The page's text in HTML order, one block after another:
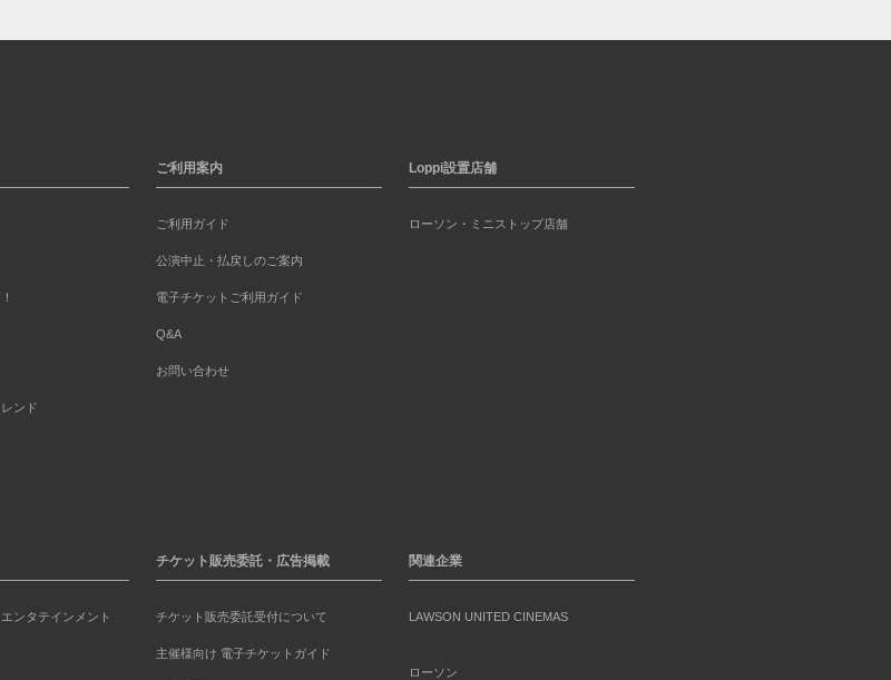
ンド
ご利用案内
ご利用ガイド
公演中止・払戻しのご案内
電子チケットご利用ガイド
Q&A
お問い合わせ
Loppi設置店舗
ローソン・ミニストップ店舗
ンタテインメント
チケット販売委託・広告掲載
チケット販売委託受付について
主催様向け 電子チケットガイド
関連企業
LAWSON UNITED CINEMAS
ローソン